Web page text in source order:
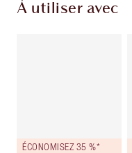
À utiliser avec
ÉCONOMISEZ 35 %*